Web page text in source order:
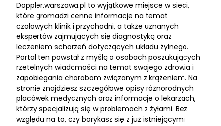
Doppler.warszawa.pl to wyjątkowe miejsce w sieci,
które gromadzi cenne informacje na temat
czołowych klinik i przychodni, a także uznanych
ekspertów zajmujących się diagnostyką oraz
leczeniem schorzeń dotyczących układu żylnego.
Portal ten powstał z myślą o osobach poszukujących
rzetelnych wiadomości na temat swojego zdrowia i
zapobiegania chorobom związanym z krążeniem. Na
stronie znajdziesz szczegółowe opisy różnorodnych
placówek medycznych oraz informacje o lekarzach,
którzy specjalizują się w problemach z żyłami. Bez
względu na to, czy borykasz się z już istniejącymi